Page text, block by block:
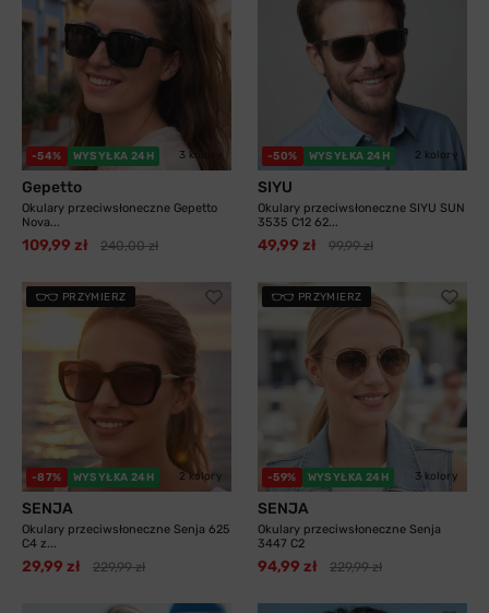
-54% WYSYŁKA 24H 3 kolory
Gepetto
Okulary przeciwsłoneczne Gepetto
Nova...
109,99 zł 240,00 zł
-50% WYSYŁKA 24H 2 kolory
SIYU
Okulary przeciwsłoneczne SIYU SUN
3535 C12 62...
49,99 zł 99,99 zł
PRZYMIERZ
-87% WYSYŁKA 24H 2 kolory
SENJA
Okulary przeciwsłoneczne Senja 625
C4 z...
29,99 zł 229,99 zł
PRZYMIERZ
-59% WYSYŁKA 24H 3 kolory
SENJA
Okulary przeciwsłoneczne Senja
3447 C2
94,99 zł 229,99 zł